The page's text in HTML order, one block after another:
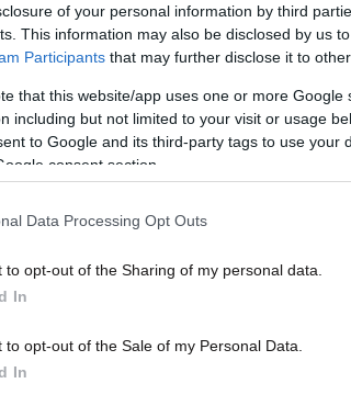
of your personal information by third
This information may also be disclosed by us
Participants that may further disclose it to
that this website/app uses one or more
including but not limited to your visit or usage
to Google and its third-party tags to use your
consent section.
Data Processing Opt Outs
to opt-out of the Sharing of my personal data.
In
to opt-out of the Sale of my Personal Data.
In
η Αναντολού Εφές και
της Ομάδας μας, κ. Σερχάτ
υγείας. Οι υγειονομικοί